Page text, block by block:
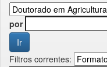
por
Filtros correntes: